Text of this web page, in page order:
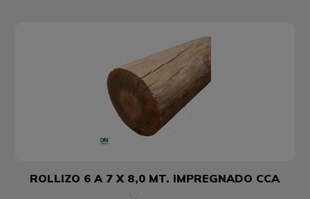
ROLLIZO 6 A 7 X 8,0 MT. IMPREGNADO CCA